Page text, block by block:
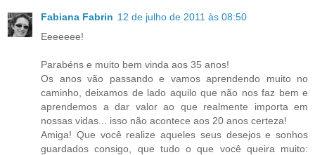
Fabiana Fabrin 12 de julho de 2011 às 08:50
Eeeeeee!
Parabéns e muito bem vinda aos 35 anos!
Os anos vão passando e vamos aprendendo muito no
caminho, deixamos de lado aquilo que não nos faz bem e
aprendemos a dar valor ao que realmente importa em
nossas vidas... isso não acontece aos 20 anos certeza!
Amiga! Que você realize aqueles seus desejos e sonhos
guardados consigo, que tudo o que você queira muito: